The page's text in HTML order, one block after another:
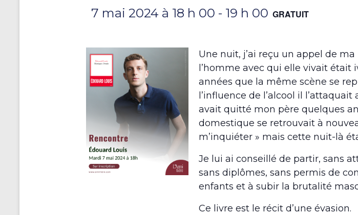
7 mai 2024 à 18 h 00 - 19 h 00 GRATUIT
Une nuit, j’ai reçu un appel de
l’homme avec qui elle vivait était
années que la même scène se
l’influence de l’alcool il
avait quitté mon père quelques
domestique se retrouvait à
m’inquiéter » mais cette nuit-là
Je lui ai conseillé de partir, sans
sans diplômes, sans permis de
enfants et à subir la brutalité
Ce livre est le récit d’une évasion.